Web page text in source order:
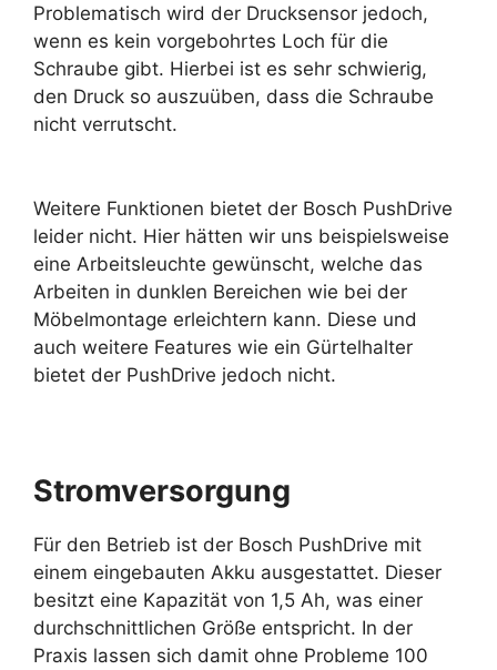
Problematisch wird der Drucksensor jedoch,
wenn es kein vorgebohrtes Loch für die
Schraube gibt. Hierbei ist es sehr schwierig,
den Druck so auszuüben, dass die Schraube
nicht verrutscht.
Weitere Funktionen bietet der Bosch PushDrive
leider nicht. Hier hätten wir uns beispielsweise
eine Arbeitsleuchte gewünscht, welche das
Arbeiten in dunklen Bereichen wie bei der
Möbelmontage erleichtern kann. Diese und
auch weitere Features wie ein Gürtelhalter
bietet der PushDrive jedoch nicht.
Stromversorgung
Für den Betrieb ist der Bosch PushDrive mit
einem eingebauten Akku ausgestattet. Dieser
besitzt eine Kapazität von 1,5 Ah, was einer
durchschnittlichen Größe entspricht. In der
Praxis lassen sich damit ohne Probleme 100